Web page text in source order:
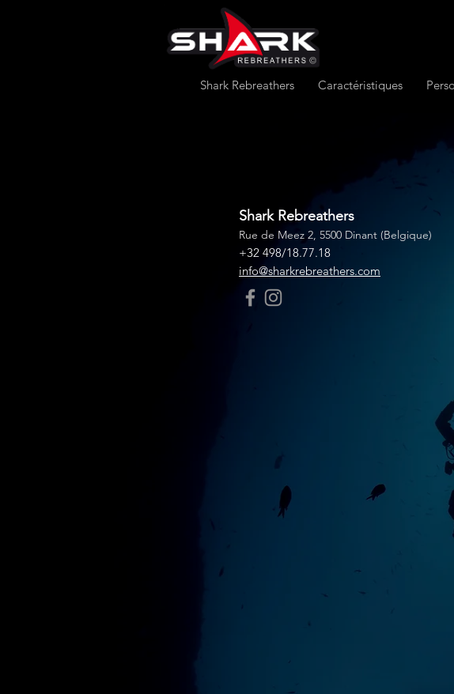
Shark Rebreathers Caractéristiques
Shark Rebreathers
Rue de Meez 2, 5500 Dinant (Belgique)
+32 498/18.77.18
info@sharkrebreathers.com